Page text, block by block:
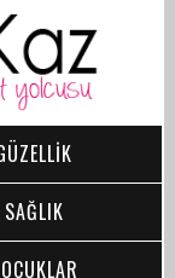
SAĞLIK